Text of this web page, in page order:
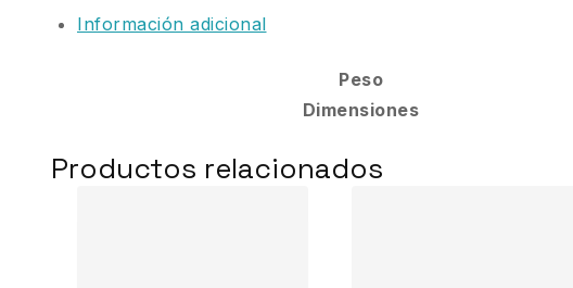
Información adicional
Peso
Dimensiones
Productos relacionados